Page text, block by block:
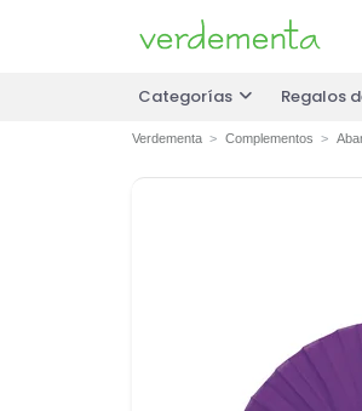
Categorías Regalos
Verdementa Complementos